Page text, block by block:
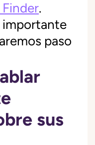
.
importante
paso
sus